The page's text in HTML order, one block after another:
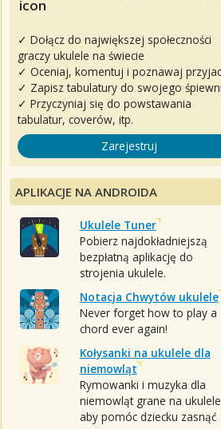
✓ Dołącz do największej społeczności
graczy ukulele na świecie
✓ Oceniaj, komentuj i poznawaj
✓ Zapisz tabulatury do swojego
✓ Przyczyniaj się do powstawania
tabulatur, coverów, itp.
Zarejestruj
APLIKACJE NA ANDROIDA
Ukulele Tuner
Pobierz najdokładniejszą
bezpłatną aplikację do
strojenia ukulele.
Notacja Chwytów ukulele
Never forget how to play a
chord ever again!
Kołysanki na ukulele dla
niemowląt
Rymowanki i muzyka dla
niemowląt grane na
aby pomóc dziecku zasnąć